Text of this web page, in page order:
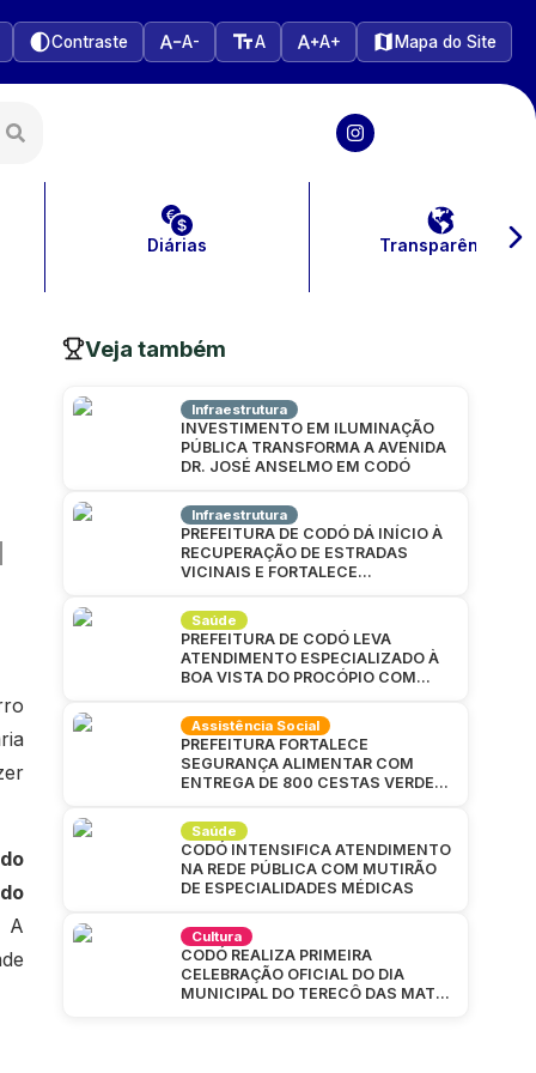
Contraste A- A A+ Mapa do Site
Diárias Transparência
A
Veja também
Infraestrutura
INVESTIMENTO EM ILUMINAÇÃO
PÚBLICA TRANSFORMA A AVENIDA
DR. JOSÉ ANSELMO EM CODÓ
Infraestrutura
PREFEITURA DE CODÓ DÁ INÍCIO À
RECUPERAÇÃO DE ESTRADAS
VICINAIS E FORTALECE
Saúde
PREFEITURA DE CODÓ LEVA
ATENDIMENTO ESPECIALIZADO À
BOA VISTA DO PROCÓPIO COM
Assistência Social
PREFEITURA FORTALECE
SEGURANÇA ALIMENTAR COM
ENTREGA DE 800 CESTAS VERDES
Saúde
CODÓ INTENSIFICA ATENDIMENTO
NA REDE PÚBLICA COM MUTIRÃO
DE ESPECIALIDADES MÉDICAS
Cultura
CODÓ REALIZA PRIMEIRA
CELEBRAÇÃO OFICIAL DO DIA
MUNICIPAL DO TERECÔ DAS MATAS